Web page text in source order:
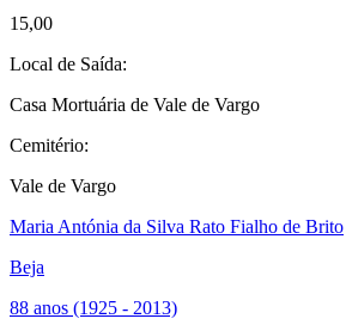
15,00
Local de Saída:
Casa Mortuária de Vale de Vargo
Cemitério:
Vale de Vargo
Maria Antónia da Silva Rato Fialho de Brito
Beja
88 anos (1925 - 2013)